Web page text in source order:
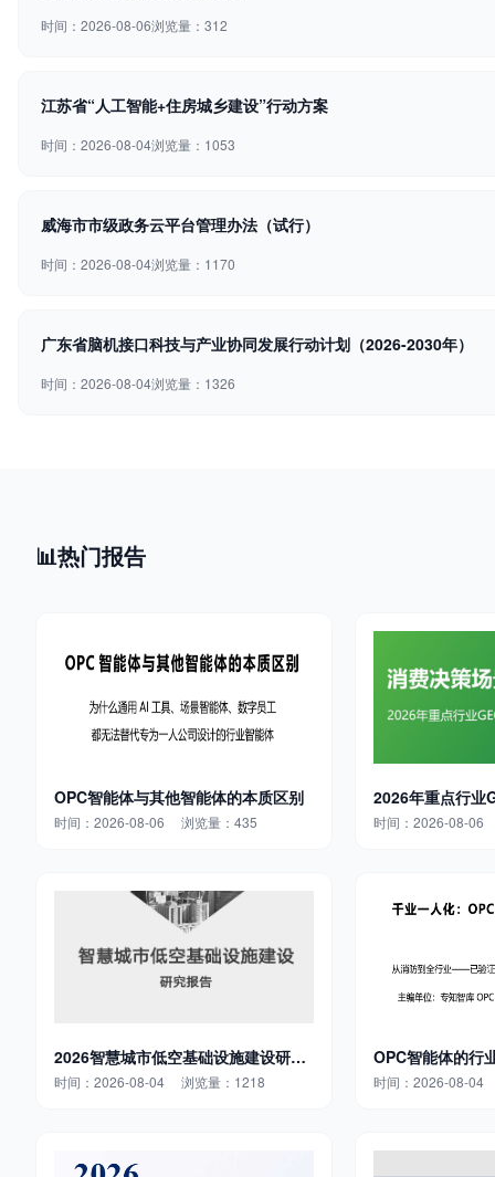
时间：2026-08-06浏览量：312
江苏省“人工智能+住房城乡建设”行动方案
时间：2026-08-04浏览量：1053
威海市市级政务云平台管理办法（试行）
时间：2026-08-04浏览量：1170
广东省脑机接口科技与产业协同发展行动计划（2026-2030年）
时间：2026-08-04浏览量：1326
📊热门报告
OPC智能体与其他智能体的本质区别
时间：2026-08-06 浏览量：435
2026年重点行业
报告
时间：2026-08-
2026智慧城市低空基础设施建设研究
报告
时间：2026-08-04 浏览量：1218
OPC智能体的行
时间：2026-08-